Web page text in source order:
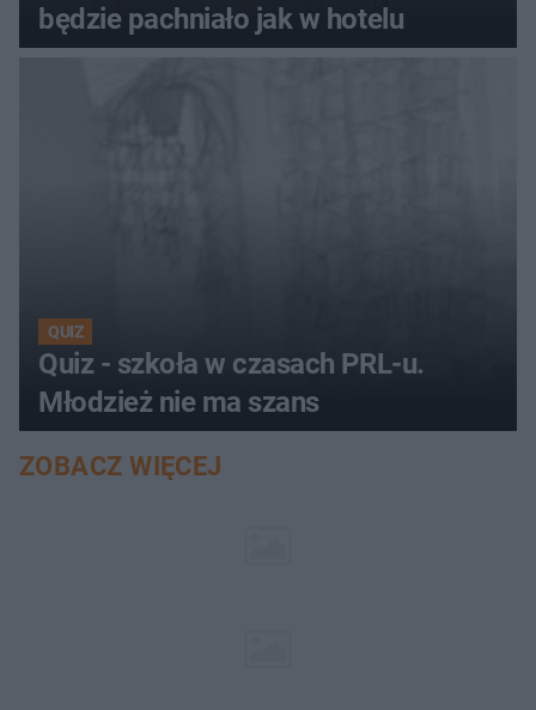
będzie pachniało jak w hotelu
QUIZ
Quiz - szkoła w czasach PRL-u.
Młodzież nie ma szans
ZOBACZ WIĘCEJ